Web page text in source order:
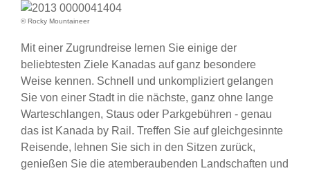
© Rocky Mountaineer
Mit einer Zugrundreise lernen Sie einige der
beliebtesten Ziele Kanadas auf ganz besondere
Weise kennen. Schnell und unkompliziert gelangen
Sie von einer Stadt in die nächste, ganz ohne lange
Warteschlangen, Staus oder Parkgebühren - genau
das ist Kanada by Rail. Treffen Sie auf gleichgesinnte
Reisende, lehnen Sie sich in den Sitzen zurück,
genießen Sie die atemberaubenden Landschaften und